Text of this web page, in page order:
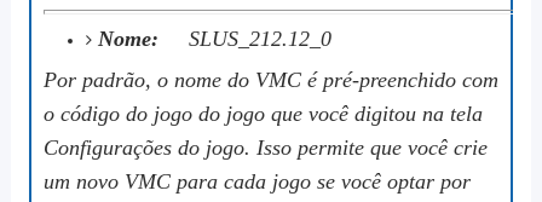
Nome:
SLUS_212.12_0
Por padrão, o nome do VMC é pré-preenchido com
o código do jogo do jogo que você digitou na tela
Configurações do jogo. Isso permite que você crie
um novo VMC para cada jogo se você optar por